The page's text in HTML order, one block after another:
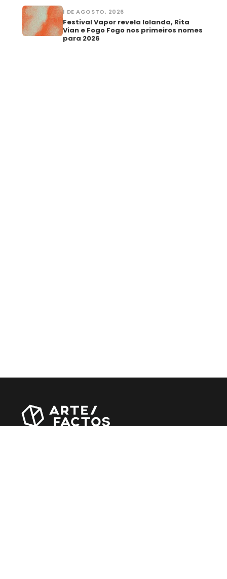
1 DE AGOSTO, 2026
Festival Vapor revela Iolanda, Rita
Vian e Fogo Fogo nos primeiros nomes
para 2026